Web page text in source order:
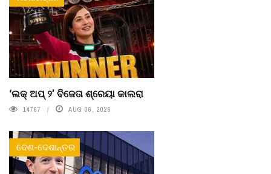
‘ଲକ୍ ଅପ୍ ୨’ ବିଜେତା ଶ୍ରେୟା କାଲରା
14767 AUG 06, 2026
ଦେଶ-ଦେଶାନ୍ତର